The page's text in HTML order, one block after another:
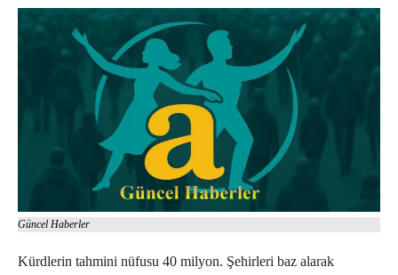
Güncel Haberler
Kürdlerin tahmini nüfusu 40 milyon. Şehirleri baz alarak